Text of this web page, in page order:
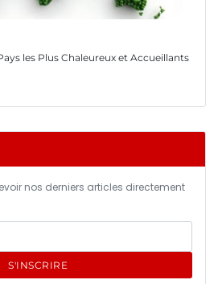
les Plus Chaleureux et Accueillants
nos derniers articles directement
S'INSCRIRE